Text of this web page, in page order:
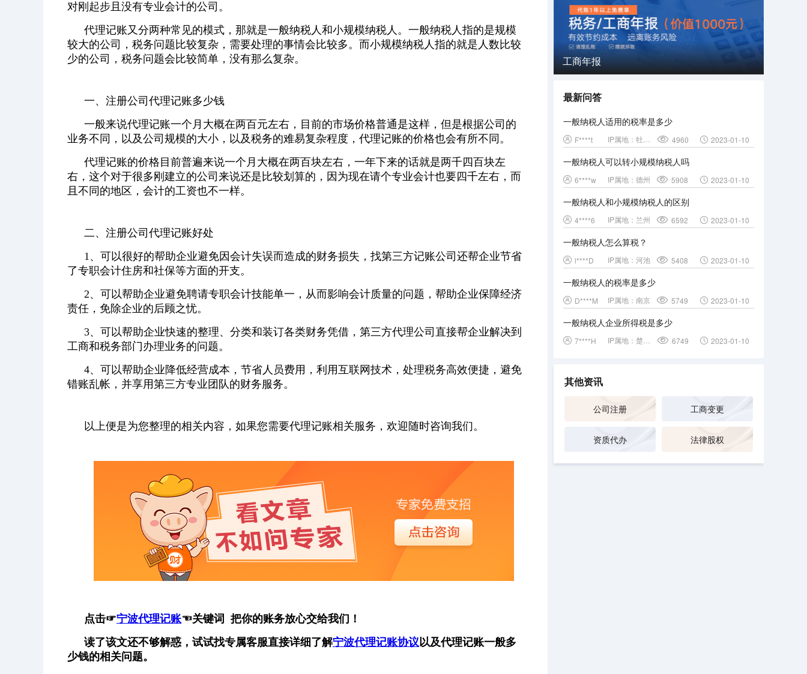
对刚起步且没有专业会计的公司。
代理记账又分两种常见的模式，那就是一般纳税人和小规模纳税人。一般纳税人指的是规模
较大的公司，税务问题比较复杂，需要处理的事情会比较多。而小规模纳税人指的就是人数比较
少的公司，税务问题会比较简单，没有那么复杂。
一、注册公司代理记账多少钱
一般来说代理记账一个月大概在两百元左右，目前的市场价格普通是这样，但是根据公司的
业务不同，以及公司规模的大小，以及税务的难易复杂程度，代理记账的价格也会有所不同。
代理记账的价格目前普遍来说一个月大概在两百块左右，一年下来的话就是两千四百块左
右，这个对于很多刚建立的公司来说还是比较划算的，因为现在请个专业会计也要四千左右，而
且不同的地区，会计的工资也不一样。
二、注册公司代理记账好处
1、可以很好的帮助企业避免因会计失误而造成的财务损失，找第三方记账公司还帮企业节省
了专职会计住房和社保等方面的开支。
2、可以帮助企业避免聘请专职会计技能单一，从而影响会计质量的问题，帮助企业保障经济
责任，免除企业的后顾之忧。
3、可以帮助企业快速的整理、分类和装订各类财务凭借，第三方代理公司直接帮企业解决到
工商和税务部门办理业务的问题。
4、可以帮助企业降低经营成本，节省人员费用，利用互联网技术，处理税务高效便捷，避免
错账乱帐，并享用第三方专业团队的财务服务。
以上便是为您整理的相关内容，如果您需要代理记账相关服务，欢迎随时咨询我们。
点击☞宁波代理记账☜关键词 把你的账务放心交给我们！
读了该文还不够解惑，试试找专属客服直接详细了解宁波代理记账协议以及代理记账一般多
少钱的相关问题。
工商年报
最新问答
一般纳税人适用的税率是多少
F****t IP属地： 4960 2023-01-10
一般纳税人可以转小规模纳税人吗
6****w IP属地： 德州 5908 2023-01-10
一般纳税人和小规模纳税人的区别
4****6 IP属地： 兰州 6592 2023-01-10
一般纳税人怎么算税？
l****D IP属地： 河池 5408 2023-01-10
一般纳税人的税率是多少
D****M IP属地： 南京 5749 2023-01-10
一般纳税人企业所得税是多少
7****H IP属地： 6749 2023-01-10
其他资讯
公司注册 工商变更
资质代办 法律股权